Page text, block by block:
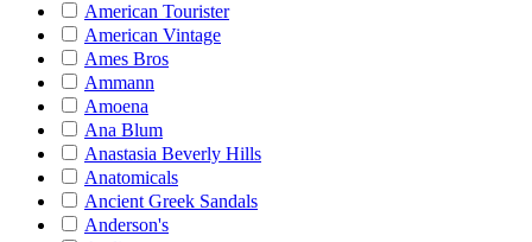
American Tourister
American Vintage
Ames Bros
Ammann
Amoena
Ana Blum
Anastasia Beverly Hills
Anatomicals
Ancient Greek Sandals
Anderson's